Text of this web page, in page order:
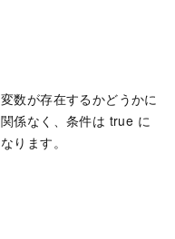
変数が存在するかどうかに
関係なく、条件は true に
なります。